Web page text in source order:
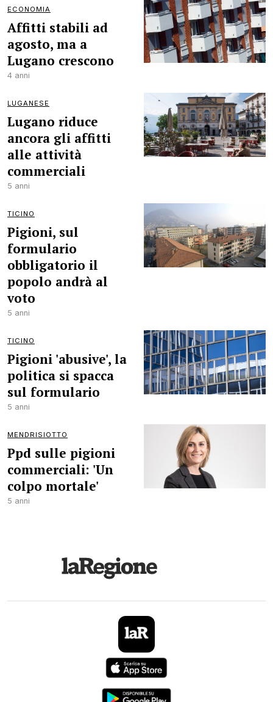
ECONOMIA
Affitti stabili ad
agosto, ma a
Lugano crescono
4 anni
LUGANESE
Lugano riduce
ancora gli affitti
alle attività
commerciali
5 anni
TICINO
Pigioni, sul
formulario
obbligatorio il
popolo andrà al
voto
5 anni
TICINO
Pigioni 'abusive', la
politica si spacca
sul formulario
5 anni
MENDRISIOTTO
Ppd sulle pigioni
commerciali: 'Un
colpo mortale'
5 anni